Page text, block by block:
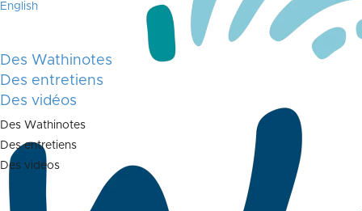
English
Des Wathinotes
Des entretiens
Des vidéos
Des Wathinotes
Des entretiens
Des vidéos